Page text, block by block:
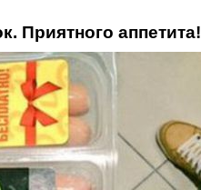
Приятного аппетита!